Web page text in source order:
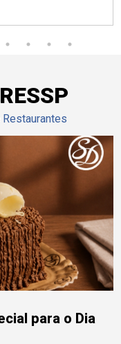
para o Dia